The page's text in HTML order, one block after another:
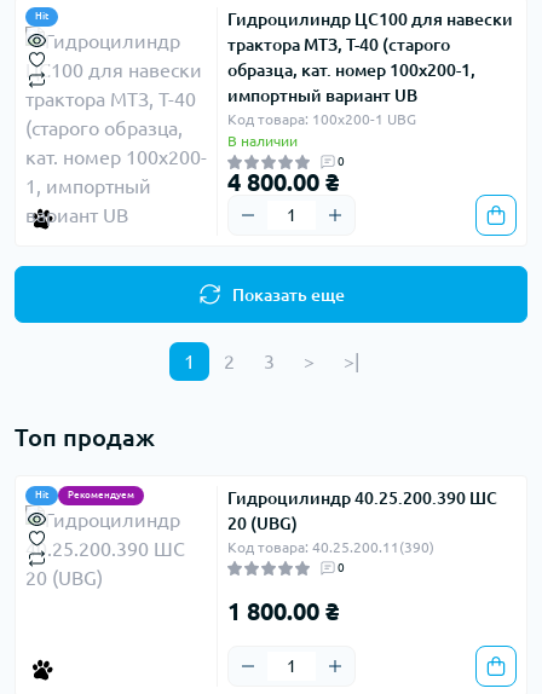
Hit
Гидроцилиндр ЦС100 для навески
трактора МТЗ, Т-40 (старого
образца, кат. номер 100х200-1,
импортный вариант UB
Код товара: 100х200-1 UBG
В наличии
0
4 800.00 ₴
Показать еще
1 2 3 > >|
Топ продаж
Hit Рекомендуем
Гидроцилиндр 40.25.200.390 ШС
20 (UBG)
Код товара: 40.25.200.11(390)
0
1 800.00 ₴